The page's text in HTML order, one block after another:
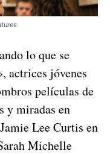
lo que se
actrices jóvenes
películas de
y miradas en
Lee Curtis en
Michelle